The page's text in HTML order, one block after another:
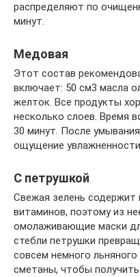
распределяют по
минут.
Медовая
Этот состав
включает: 50 см3 масла
желток. Все продукты
несколько слоев. Время
30 минут. После
ощущение
С петрушкой
Свежая зелень содержит
витаминов, поэтому из
омолаживающие маски
стебли петрушки
совсем немного
сметаны, чтобы